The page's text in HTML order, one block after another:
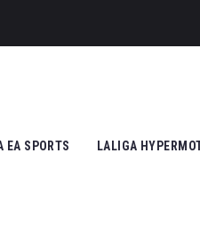
EA SPORTS LALIGA